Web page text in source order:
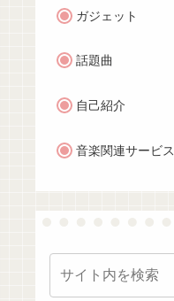
ガジェット
話題曲
自己紹介
音楽関連サービス